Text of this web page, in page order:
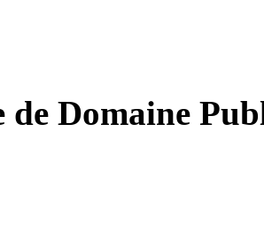
de Domaine